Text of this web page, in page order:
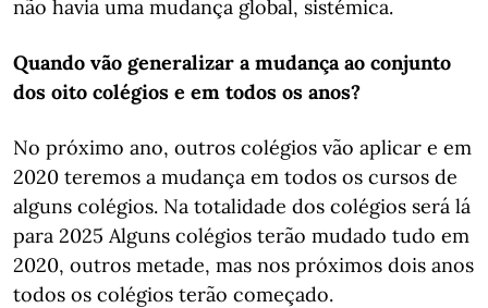
não havia uma mudança global, sistémica.
Quando vão generalizar a mudança ao conjunto
dos oito colégios e em todos os anos?
No próximo ano, outros colégios vão aplicar e em
2020 teremos a mudança em todos os cursos de
alguns colégios. Na totalidade dos colégios será lá
para 2025 Alguns colégios terão mudado tudo em
2020, outros metade, mas nos próximos dois anos
todos os colégios terão começado.